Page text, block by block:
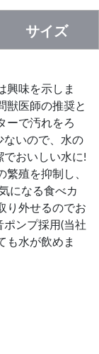
サイズ
興味を示しま
獣医師の推奨と
ーで汚れをろ
ないので、水の
おいしい水に!
殖を抑制し、
になる食べカ
り外せるのでお
ンプ採用(当社
も水が飲めま